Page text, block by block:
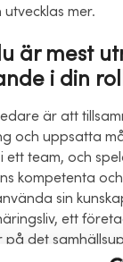
mer.
är mest
i din
är att
och uppsatta
ett team, och
kompetenta
sin
ett
på det